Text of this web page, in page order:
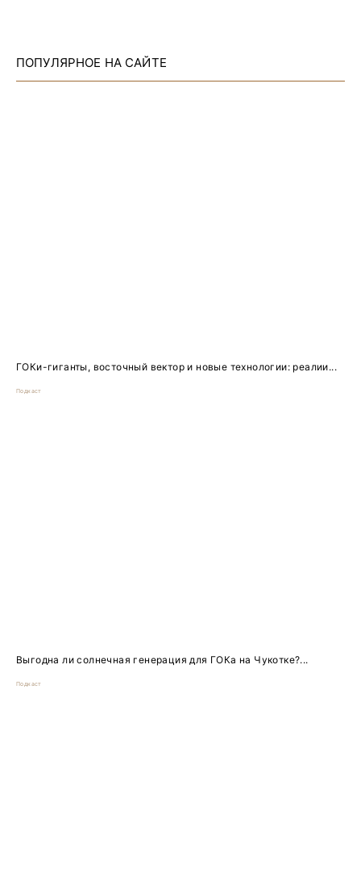
ПОПУЛЯРНОЕ НА САЙТЕ
ГОКи-гиганты, восточный вектор и новые технологии: реалии...
Подкаст
Выгодна ли солнечная генерация для ГОКа на Чукотке?...
Подкаст